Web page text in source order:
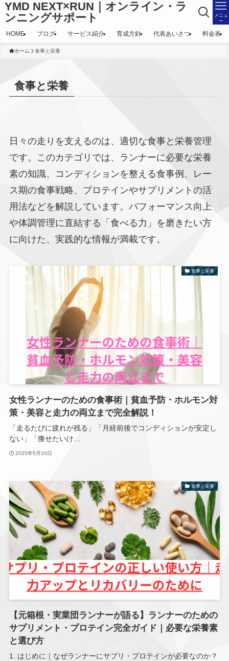
YMD NEXT×RUN｜オンライン・ラ
ンニングサポート
メニュ
ー
HOME ブログ サービス紹介 育成方針 代表あいさつ 料金表
ホーム 食事と栄養
食事と栄養
日々の走りを支えるのは、適切な食事と栄養管理
です。このカテゴリでは、ランナーに必要な栄養
素の知識、コンディションを整える食事例、レー
ス期の食事戦略、プロテインやサプリメントの活
用法などを解説しています。パフォーマンス向上
や体調管理に直結する「食べる力」を磨きたい方
に向けた、実践的な情報が満載です。
食事と栄養
女性ランナーのための食事術｜貧血予防・ホルモン対
策・美容と走力の両立まで完全解説！
「走るたびに疲れが残る」「月経前後でコンディションが安定し
ない」「痩せたいけ…
2025年5月10日
食事と栄養
【元箱根・実業団ランナーが語る】ランナーのための
サプリメント・プロテイン完全ガイド｜必要な栄養素
と選び方
1. はじめに｜なぜランナーにサプリ・プロテインが必要なのか？